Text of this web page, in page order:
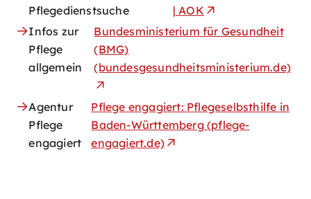
Pflegedienstsuche
| AOK
Infos zur
Pflege
allgemein
Bundesministerium für Gesundheit
(BMG)
(bundesgesundheitsministerium.de)
Agentur
Pflege
engagiert
Pflege engagiert: Pflegeselbsthilfe in
Baden-Württemberg (pflege-
engagiert.de)